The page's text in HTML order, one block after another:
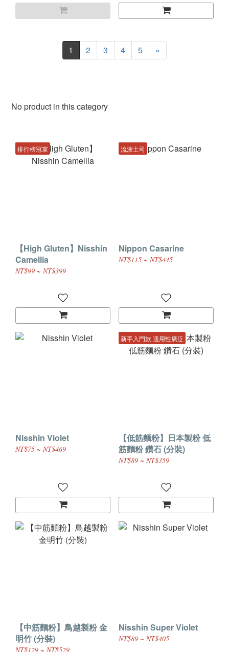
1 2 3 4 5 »
No product in this category
排行榜冠軍
【High Gluten】Nisshin
Camellia
NT$99 ~ NT$399
流淚土司
Nippon Casarine
NT$115 ~ NT$445
Nisshin Violet
NT$75 ~ NT$469
新手入門款 適用性廣泛
【低筋麵粉】日本製粉 低
筋麵粉 鑽石 (分裝)
NT$89 ~ NT$359
【中筋麵粉】鳥越製粉 金
明竹 (分裝)
NT$129 ~ NT$529
Nisshin Super Violet
NT$89 ~ NT$405